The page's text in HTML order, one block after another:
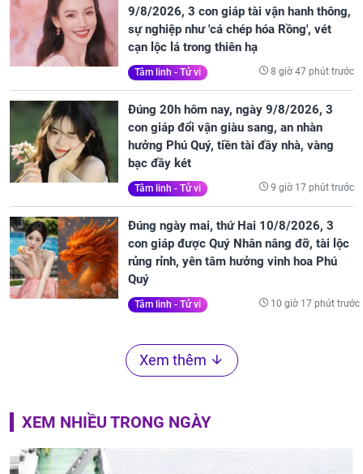
9/8/2026, 3 con giáp tài vận hanh thông,
sự nghiệp như 'cá chép hóa Rồng', vét
cạn lộc lá trong thiên hạ
Tâm linh - Tử vi 8 giờ 47 phút trước
Đúng 20h hôm nay, ngày 9/8/2026, 3
con giáp đổi vận giàu sang, an nhàn
hưởng Phú Quý, tiền tài đầy nhà, vàng
bạc đầy két
Tâm linh - Tử vi 9 giờ 17 phút trước
Đúng ngày mai, thứ Hai 10/8/2026, 3
con giáp được Quý Nhân nâng đỡ, tài lộc
rủng rỉnh, yên tâm hưởng vinh hoa Phú
Quý
Tâm linh - Tử vi 10 giờ 17 phút trước
Xem thêm
XEM NHIỀU TRONG NGÀY